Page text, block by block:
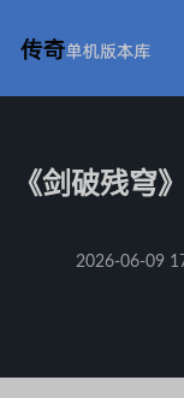
《剑破残穹
2026-06-09